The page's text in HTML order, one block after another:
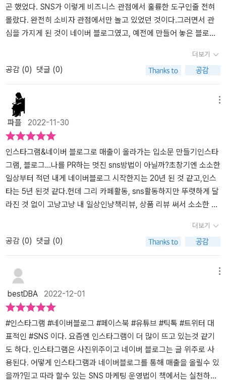
곤 했었다. SNS가 이렇게 비즈니스 관점에서 훌륭한 도구인줄 전혀
몰랐다. 완전히 소비자 관점에서만 놀고 있었던 것이다.그러면서 관
심을 가지게 된 것이 네이버 블로그였고, 예전에 만들어 놓은 블로그
그것이 얼마나 후회가 되던지... 그리고 네이버 아이디 3개를 좀더 빨
리 만들어놓고 일기라도 몇 자 적을 놓을 걸 하는 후회를 했었다.이 책
은 부제에서 보는 것처럼 말 그대로 마케팅 1도 모르는 사장님이 보면
딱 좋은 눈높이에서 서술한다. 이미 고수들은 네이버 블로그, 인스타
그램, 페이스북, 카카오톡 등을 자유자재로 본인들의 매출을 위해 사
용하고 있다. 하지만 아직도 매장만 바라보고 있거나 마케팅은 전혀
모르는 사장님들도 있다.이 책은 SNS 마케팅을 1도 모르는 사장님들
을 위해 기획되었다. 특히 우리 나라에서 가장 인기가 많고 효율이 좋
은 2가지 SNS의 초보 딱지를 떼는데 아주 유용할 것으로 보인다. 네
이버 블로그와 인스타그램이다.네이버 블로그는 글을 위주로 하는 플
랫폼으로 사진, 동영상 등 다양한 미디어 등을 올릴 수 있는 마케팅의
기본이 되어가고 있다. 특히 네이버 블로그는 네이버 검색엔진에서
해볼 수 있다.반면 인스타그램은 사진 위주의 플랫폼이다. 그래서 뷰
티나 요리 관련 비즈니스를 하는 사람에게 유용하다. 사진으로 보여
줄 수 있는 다양한 홍보효과를 잘 설명하고 있다. 또한 인스타그램은
페이스북과 모기업이 같아 효과적인 맞춤형 온라인 광고를 집행할 수
있는 장점이 있다.이 책은 철저히 초보자의 눈높이에서 네이버 블로
그와 인스타그램의 계정을 만들고 초기 설정을 하는 것부터 다룬다.
따라서 이미 초보를 벗어난 독자에게는 맞지 않는 책이다. 계정을 만
들고 설정하고 본인만의 비즈니스 색깔에 맞춰 가면서 배워가는 과정
이 자세하게 설명되어 있기 때문이다.본인의 비즈니스에 대한 분석부
터 고객층 분석, 그들에게 소구할 수 있는 마케팅 포인트 등 SNS 마
케팅의 가장 기본적인 내용들을 자세하게 다룬다. 아마도 내가 처음
에 이 책으로 공부를 시작했다면 마케팅 실력이 좀더 빨리 늘지 않았
더보기
공감 (0) 댓글 (0)
파플 2022-11-30
인스타그램&네이버 블로그로 매출이 올라가는 입소문 만들기인스타
그램, 블로그...나를 PR하는 멋진 sns방법이 아닐까?초창기엔 소소한
일상부터 적던 내게 네이버블로그 시작한지는 20년 된 것 같고,인스
타는 5년 된것 같다.헌데 그리 카페활동, sns활동하지만 뚜렷하게 달
라진 것 없이 고냥고냥 내 일상인냥책리뷰, 상품 리뷰 써서 소소한 일
는 입소문 만들기 : 전경옥 저 | 한빛미디어 을만나게 되었다. 인스타
그램&네이버 블로그로 매출이 올라가는 입소문 만들기 : 전경옥 저 |
한빛미디어인스타나 블로그를 초보자부터, 조금은 더 깔끔하고 눈에
띄게 관리하고 싶거나sns를 통해 매출 올려보고싶은 분들께 적극 추
천한다.딱 표지부터가 나를 사로잡는 듯한 나를 읽어줘하는^^ 차례만
보아도 내가 궁금했던 팁들이 쏙쏙 눈에 들어온다.어?! 이거 내가 궁
금했던거네확실히 읽으면서도 어떻게 해봐야할지 눈요기 팁들이 많
다.당장 실행에 옮겨 나의 인스타 계정, 제목, 링크 다는것부터 옮겨보
았다.인스타그램 해시태그부터, 블로그 글 제목 설정하기, 조회수 높
이는 알짜팁도 대방출다 노하우가 녹아나 있었네요. 프로필부터 글쓰
기 전략 사진 찍기 및 편집 노하우가 쫙쫙 소개되어 있어 나의 인스타
그램 궁금증이 해소 되는 느낌이었다.네이버 블로그를 통해 키워드
더보기
공감 (0) 댓글 (0)
bestDBA 2022-12-01
#인스타그램 #네이버블로그 #페이스북 #유튜브 #틱톡 #트위터 대
표적인 #SNS 이다. 요즘엔 인스타그램이 더 많이 뜨고 있는것 같기
도 하다. 인스타그램은 사진위주이고 네이버 블로그는 글 위주로 사
용된다. 어떻게 인스타그램과 네이버블로그를 통해 매출을 올릴수 있
을까?믿고 따라 할수 있는 SNS 마케팅 운영법이 책에서는 실천하기